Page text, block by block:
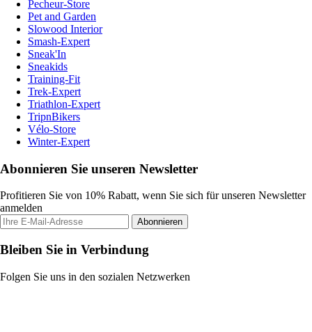
Pecheur-Store
Pet and Garden
Slowood Interior
Smash-Expert
Sneak'In
Sneakids
Training-Fit
Trek-Expert
Triathlon-Expert
TripnBikers
Vélo-Store
Winter-Expert
Abonnieren Sie unseren Newsletter
Profitieren Sie von 10% Rabatt, wenn Sie sich für unseren Newsletter
anmelden
Abonnieren
Bleiben Sie in Verbindung
Folgen Sie uns in den sozialen Netzwerken